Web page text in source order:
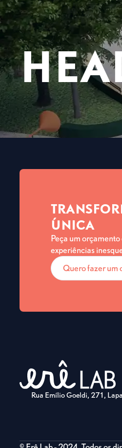
ÚNICA
Peça um
experiências
Quero fazer um
Rua Emílio Goeldi, 271,